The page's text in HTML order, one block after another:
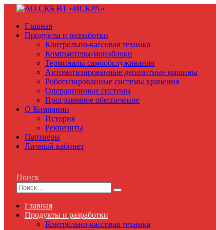
Главная
Продукты и разработки
Контрольно-кассовая техника
Компьютеры-моноблоки
Терминалы самообслуживания
Автоматизированные депозитные машины
Роботизированные системы хранения
Операционные системы
Программное обеспечение
О Компании
История
Реквизиты
Партнёры
Личный кабинет
Поиск
Главная
Продукты и разработки
Контрольно-кассовая техника